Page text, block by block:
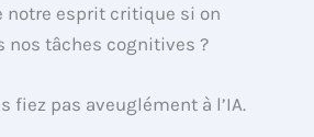
notre esprit critique si on
nos tâches cognitives ?
fiez pas aveuglément à l’IA.